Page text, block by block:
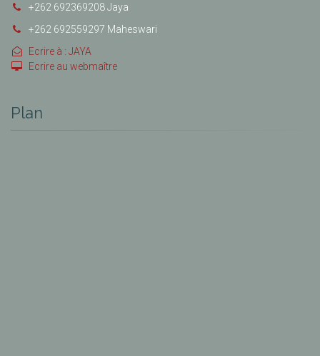
+262 692369208 Jaya
+262 692559297 Maheswari
Ecrire à : JAYA
Ecrire au webmaître
Plan